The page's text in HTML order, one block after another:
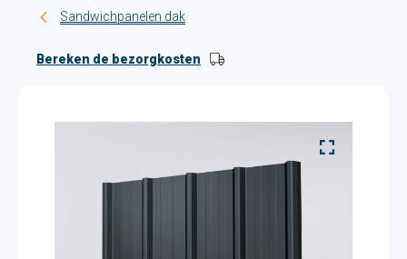
Sandwichpanelen dak
Bereken de bezorgkosten